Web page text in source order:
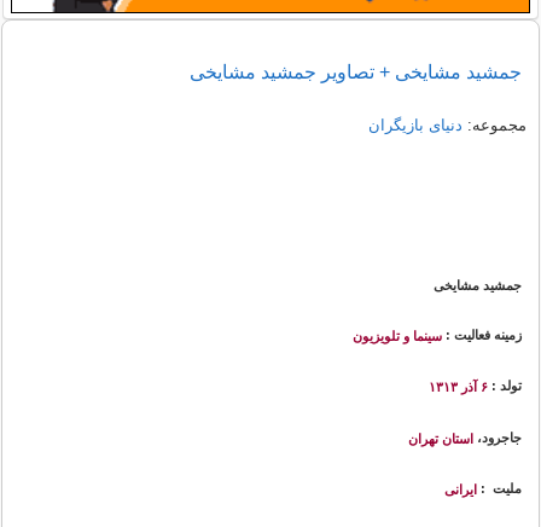
جمشید مشایخی + تصاویر جمشید مشایخی
مجموعه: دنیای بازیگران
جمشید مشایخی
زمینه فعالیت : سینما و تلویزیون
تولد : ۶ آذر ۱۳۱۳
جاجرود، استان تهران
ملیت : ایرانی